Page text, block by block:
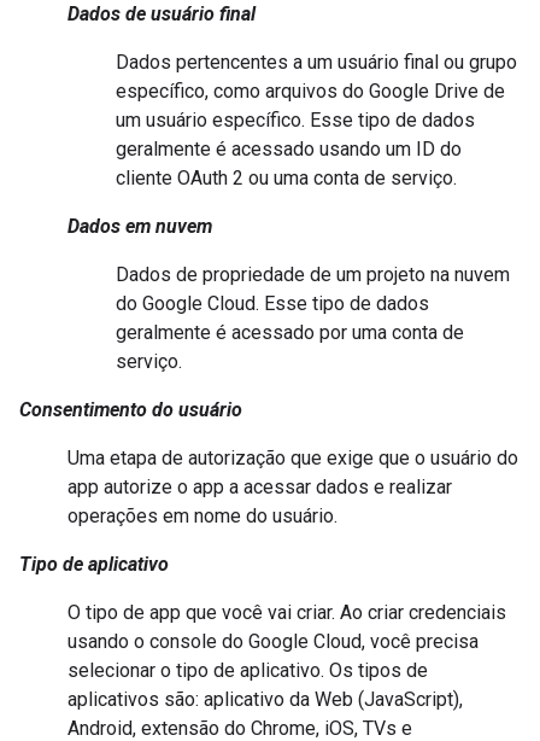
Dados de usuário final
Dados pertencentes a um usuário final ou grupo
específico, como arquivos do Google Drive de
um usuário específico. Esse tipo de dados
geralmente é acessado usando um ID do
cliente OAuth 2 ou uma conta de serviço.
Dados em nuvem
Dados de propriedade de um projeto na nuvem
do Google Cloud. Esse tipo de dados
geralmente é acessado por uma conta de
serviço.
Consentimento do usuário
Uma etapa de autorização que exige que o usuário do
app autorize o app a acessar dados e realizar
operações em nome do usuário.
Tipo de aplicativo
O tipo de app que você vai criar. Ao criar credenciais
usando o console do Google Cloud, você precisa
selecionar o tipo de aplicativo. Os tipos de
aplicativos são: aplicativo da Web (JavaScript),
Android, extensão do Chrome, iOS, TVs e